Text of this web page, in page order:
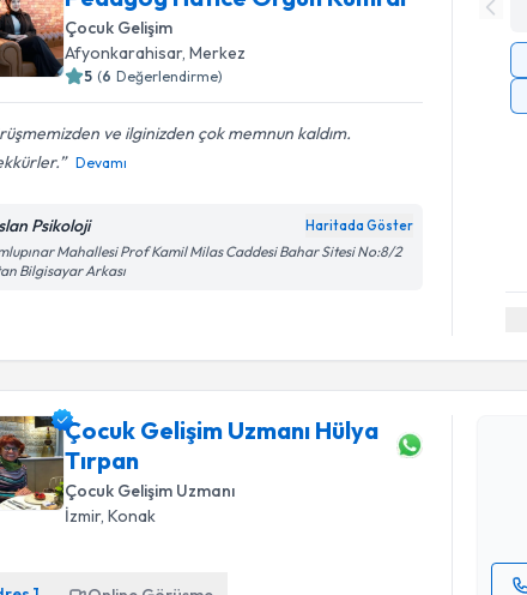
Çocuk Gelişim
Afyonkarahisar,Merkez
5 (6 Değerlendirme)
ve ilginizden çok memnun kaldım.
Devamı
Psikoloji Haritada Göster
Mahallesi Prof Kamil Milas Caddesi Bahar Sitesi No:8/2
Bilgisayar Arkası
Çocuk Gelişim Uzmanı Hülya
Tırpan
Çocuk Gelişim Uzmanı
İzmir,Konak